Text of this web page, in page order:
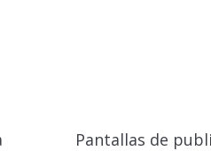
Pantallas de